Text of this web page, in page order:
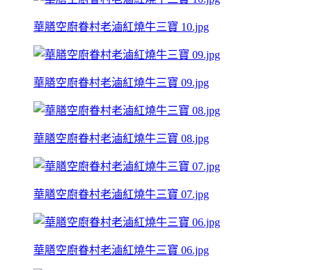
華膳空廚眷村老滷紅燒牛三寶 10.jpg
華膳空廚眷村老滷紅燒牛三寶 09.jpg
華膳空廚眷村老滷紅燒牛三寶 08.jpg
華膳空廚眷村老滷紅燒牛三寶 07.jpg
華膳空廚眷村老滷紅燒牛三寶 06.jpg